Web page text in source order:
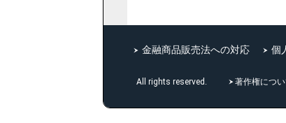
金融商品販売法への対応 個
All rights reserved. 著作権につ